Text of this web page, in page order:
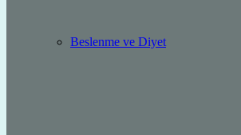
Beslenme ve Diyet